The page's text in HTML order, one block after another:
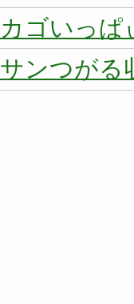
カゴいっぱ
サンつがる